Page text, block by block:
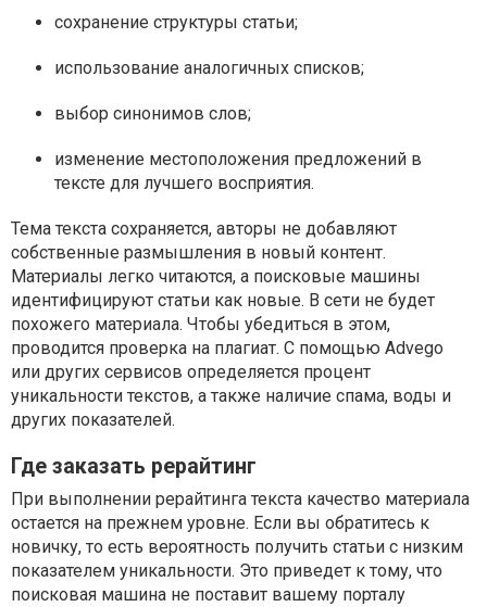
сохранение структуры статьи;
использование аналогичных списков;
выбор синонимов слов;
изменение местоположения предложений в
тексте для лучшего восприятия.
Тема текста сохраняется, авторы не добавляют
собственные размышления в новый контент.
Материалы легко читаются, а поисковые машины
идентифицируют статьи как новые. В сети не будет
похожего материала. Чтобы убедиться в этом,
проводится проверка на плагиат. С помощью Advego
или других сервисов определяется процент
уникальности текстов, а также наличие спама, воды и
других показателей.
Где заказать рерайтинг
При выполнении рерайтинга текста качество материала
остается на прежнем уровне. Если вы обратитесь к
новичку, то есть вероятность получить статьи с низким
показателем уникальности. Это приведет к тому, что
поисковая машина не поставит вашему порталу